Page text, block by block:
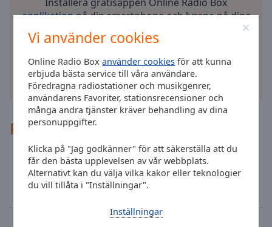
Vi använder cookies
Online Radio Boxanvänder cookies för att kunna
erbjuda bästa service till våra användare.
Föredragna radiostationer och musikgenrer,
användarens Favoriter, stationsrecensioner och
många andra tjänster kräver behandling av dina
personuppgifter.
Klicka på "Jag godkänner" för att säkerställa att du
får den bästa upplevelsen av vår webbplats.
Alternativt kan du välja vilka kakor eller teknologier
du vill tillåta i "Inställningar".
Inställningar
and
window.
Opacity
Background
applikationpå din smartphone och lyssna på dina
favoritstationer online – var du än är!
andra alternativ
Program
22:00
Tidernas bästa rockklassiker!
Vi spelar rock dygnet runt med allt det bästa
från 70, 80 och 90 talen. Vi kallar det tidernas